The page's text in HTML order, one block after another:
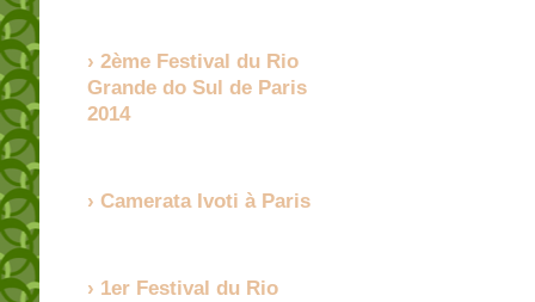
2ème Festival du Rio
Grande do Sul de Paris
2014
Camerata Ivoti à Paris
1er Festival du Rio